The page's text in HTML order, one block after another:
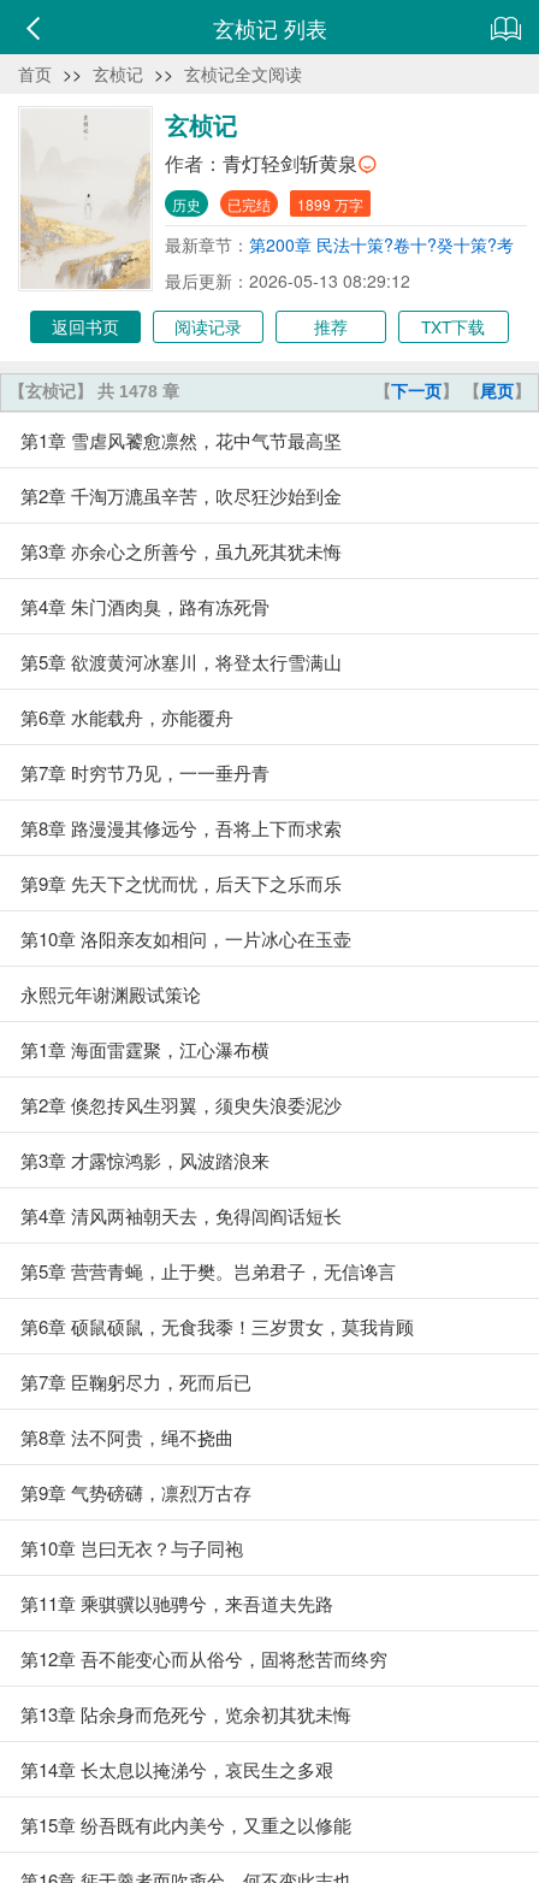
玄桢记 列表
首页 >> 玄桢记 >> 玄桢记全文阅读
玄桢记
作者： 青灯轻剑斩黄泉
历史 已完结 1899 万字
最新章节： 第200章 民法十策?卷十?癸十策?考
评之策
最后更新：2026-05-13 08:29:12
返回书页
阅读记录 推荐 TXT下载
【下一页】 【尾页】
【玄桢记】 共 1478 章
第1章 雪虐风饕愈凛然，花中气节最高坚
第2章 千淘万漉虽辛苦，吹尽狂沙始到金
第3章 亦余心之所善兮，虽九死其犹未悔
第4章 朱门酒肉臭，路有冻死骨
第5章 欲渡黄河冰塞川，将登太行雪满山
第6章 水能载舟，亦能覆舟
第7章 时穷节乃见，一一垂丹青
第8章 路漫漫其修远兮，吾将上下而求索
第9章 先天下之忧而忧，后天下之乐而乐
第10章 洛阳亲友如相问，一片冰心在玉壶
永熙元年谢渊殿试策论
第1章 海面雷霆聚，江心瀑布横
第2章 倏忽抟风生羽翼，须臾失浪委泥沙
第3章 才露惊鸿影，风波踏浪来
第4章 清风两袖朝天去，免得闾阎话短长
第5章 营营青蝇，止于樊。岂弟君子，无信谗言
第6章 硕鼠硕鼠，无食我黍！三岁贯女，莫我肯顾
第7章 臣鞠躬尽力，死而后已
第8章 法不阿贵，绳不挠曲
第9章 气势磅礴，凛烈万古存
第10章 岂曰无衣？与子同袍
第11章 乘骐骥以驰骋兮，来吾道夫先路
第12章 吾不能变心而从俗兮，固将愁苦而终穷
第13章 阽余身而危死兮，览余初其犹未悔
第14章 长太息以掩涕兮，哀民生之多艰
第15章 纷吾既有此内美兮，又重之以修能